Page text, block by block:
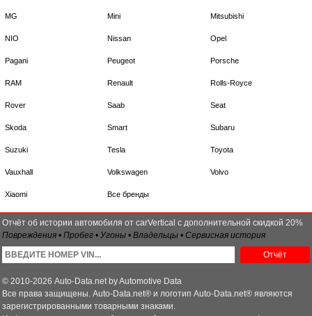
MG Mini Mitsubishi
NIO Nissan Opel
Pagani Peugeot Porsche
RAM Renault Rolls-Royce
Rover Saab Seat
Skoda Smart Subaru
Suzuki Tesla Toyota
Vauxhall Volkswagen Volvo
Xiaomi Все бренды
Отчёт об истории автомобиля от carVertical с дополнительной скидкой 20%
Повреждения • Пробег • Угоны • Владельцы • Сервисная история
Отчёт
© 2010-2026 Auto-Data.net by Automotive Data
Все права защищены. Auto-Data.net® и логотип Auto-Data.net® являются
зарегистрированными товарными знаками.